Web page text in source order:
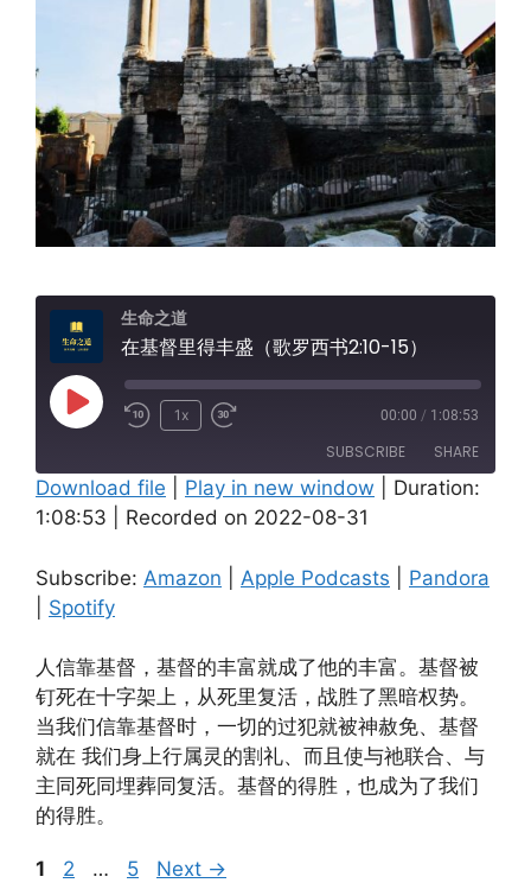
生命之道
在基督里得丰盛（歌罗西书2:10-15）
Play
1x 00:00 / 1:08:53
SUBSCRIBE SHARE
Amazon Apple Podcasts
RSS FEED
SHARE
LINK
EMBED
Download file Play in new window
Duration:
1:08:53
Recorded on 2022-08-31
Subscribe: Amazon Apple Podcasts
Pandora
Spotify
人信靠基督，基督的丰富就成了他的丰富。基督被
钉死在十字架上，从死里复活，战胜了黑暗权势。
当我们信靠基督时，一切的过犯就被神赦免、基督
就在 我们身上行属灵的割礼、而且使与祂联合、与
主同死同埋葬同复活。基督的得胜，也成为了我们
的得胜。
Page
1 Page
2 … Page
5 Next →